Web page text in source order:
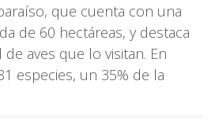
que cuenta con una
de 60 hectáreas, y destaca
aves que lo visitan. En
especies, un 35% de la